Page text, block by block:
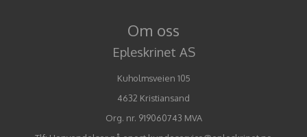
Om oss
Epleskrinet AS
Kuholmsveien 105
4632 Kristiansand
Org. nr. 919060743 MVA